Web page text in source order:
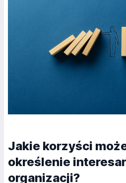
Jakie korzyści
określenie
organizacji?